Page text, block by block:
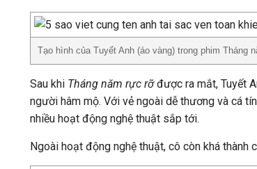
Tạo hình của Tuyết Anh (áo vàng) trong phim Tháng
Sau khi Tháng năm rực rỡđược ra mắt, Tuyết
người hâm mộ. Với vẻ ngoài dễ thương và cá
nhiều hoạt động nghệ thuật sắp tới.
Ngoài hoạt động nghệ thuật, cô còn khá thành